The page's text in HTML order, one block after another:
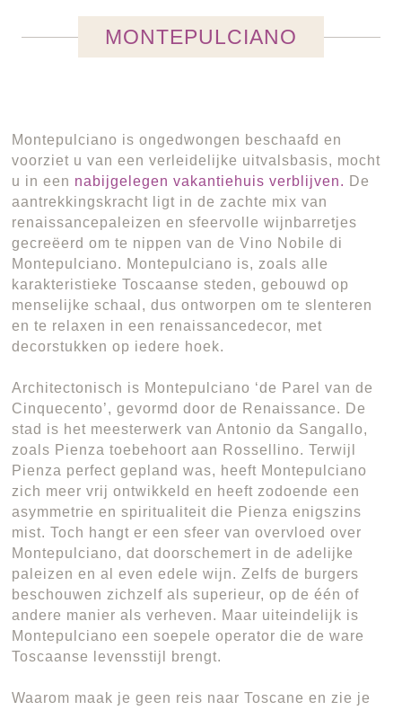
MONTEPULCIANO
Montepulciano is ongedwongen beschaafd en
voorziet u van een verleidelijke uitvalsbasis, mocht
u in een nabijgelegen vakantiehuis verblijven. De
aantrekkingskracht ligt in de zachte mix van
renaissancepaleizen en sfeervolle wijnbarretjes
gecreëerd om te nippen van de Vino Nobile di
Montepulciano. Montepulciano is, zoals alle
karakteristieke Toscaanse steden, gebouwd op
menselijke schaal, dus ontworpen om te slenteren
en te relaxen in een renaissancedecor, met
decorstukken op iedere hoek.
Architectonisch is Montepulciano ‘de Parel van de
Cinquecento’, gevormd door de Renaissance. De
stad is het meesterwerk van Antonio da Sangallo,
zoals Pienza toebehoort aan Rossellino. Terwijl
Pienza perfect gepland was, heeft Montepulciano
zich meer vrij ontwikkeld en heeft zodoende een
asymmetrie en spiritualiteit die Pienza enigszins
mist. Toch hangt er een sfeer van overvloed over
Montepulciano, dat doorschemert in de adelijke
paleizen en al even edele wijn. Zelfs de burgers
beschouwen zichzelf als superieur, op de één of
andere manier als verheven. Maar uiteindelijk is
Montepulciano een soepele operator die de ware
Toscaanse levensstijl brengt.
Waarom maak je geen reis naar Toscane en zie je